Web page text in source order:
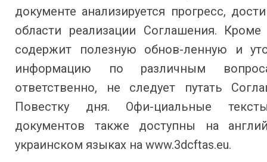
документе анализируется прогресс,
области реализации Соглашения.
содержит полезную обнов-ленную и
информацию по различным
ответственно, не следует путать
Повестку дня. Офи-циальные
документов также доступны на
украинском языках на www.3dcftas.eu.